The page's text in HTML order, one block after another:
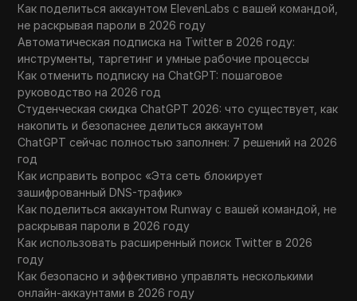
Как поделиться аккаунтом ElevenLabs с вашей командой,
не раскрывая пароли в 2026 году
Автоматическая подписка на Twitter в 2026 году:
инструменты, таргетинг и умные рабочие процессы
Как отменить подписку на ChatGPT: пошаговое
руководство на 2026 год
Студенческая скидка ChatGPT 2026: что существует, как
накопить и безопаснее делиться аккаунтом
ChatGPT сейчас полностью заполнен: 7 решений на 2026
год
Как исправить вопрос «Эта сеть блокирует
зашифрованный DNS-трафик»
Как поделиться аккаунтом Runway с вашей командой, не
раскрывая пароли в 2026 году
Как использовать расширенный поиск Twitter в 2026
году
Как безопасно и эффективно управлять несколькими
онлайн-аккаунтами в 2026 году